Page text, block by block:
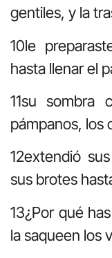
gentiles, y la
10le
hasta llenar el
11su sombra
pámpanos, los
12extendió
sus brotes
13¿Por qué
la saqueen los